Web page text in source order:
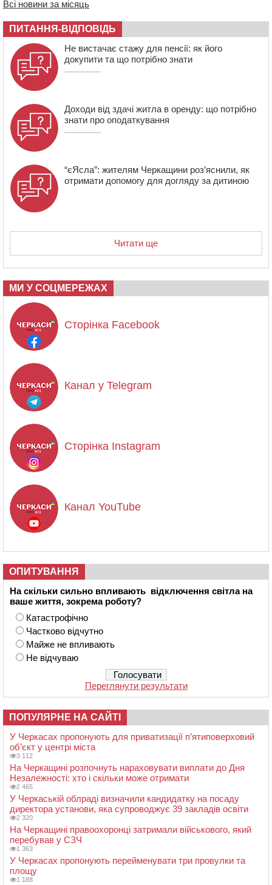
14:31 У Каневі аномальна спека призвела до перебоїв у
14:02 На Черкащині намолотили перший мільйон тонн
зерна нового врожаю
13:40
На Кам’янщині сталася масштабна пожежа
сміттєзвалища
Всі новини за місяць
ПИТАННЯ-ВІДПОВІДЬ
Не вистачає стажу для пенсії: як його
докупити та що потрібно знати
Доходи від здачі житла в оренду: що потрібно
знати про оподаткування
“єЯсла”: жителям Черкащини роз’яснили, як
отримати допомогу для догляду за дитиною
Читати ще
МИ У СОЦМЕРЕЖАХ
Сторінка Facebook
Канал у Telegram
Сторінка Instagram
Канал YouTube
ОПИТУВАННЯ
На скільки сильно впливають відключення світла на
ваше життя, зокрема роботу?
Катастрофічно
Частково відчутно
Майже не впливають
Не відчуваю
Переглянути результати
ПОПУЛЯРНЕ НА САЙТІ
У Черкасах пропонують для приватизації п’ятиповерховий
об’єкт у центрі міста
3 112
На Черкащині розпочнуть нараховувати виплати до Дня
Незалежності: хто і скільки може отримати
2 465
У Черкаській облраді визначили кандидатку на посаду
директора установи, яка супроводжує 39 закладів освіти
2 320
На Черкащині правоохоронці затримали військового, який
перебував у СЗЧ
1 363
У Черкасах пропонують перейменувати три провулки та
площу
1 188